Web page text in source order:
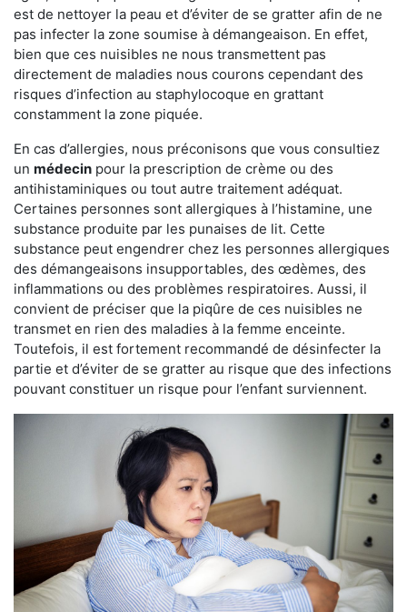
est de nettoyer la peau et d’éviter de se gratter afin de ne
pas infecter la zone soumise à démangeaison. En effet,
bien que ces nuisibles ne nous transmettent pas
directement de maladies nous courons cependant des
risques d’infection au staphylocoque en grattant
constamment la zone piquée.
En cas d’allergies, nous préconisons que vous consultiez
un médecin pour la prescription de crème ou des
antihistaminiques ou tout autre traitement adéquat.
Certaines personnes sont allergiques à l’histamine, une
substance produite par les punaises de lit. Cette
substance peut engendrer chez les personnes allergiques
des démangeaisons insupportables, des œdèmes, des
inflammations ou des problèmes respiratoires. Aussi, il
convient de préciser que la piqûre de ces nuisibles ne
transmet en rien des maladies à la femme enceinte.
Toutefois, il est fortement recommandé de désinfecter la
partie et d’éviter de se gratter au risque que des infections
pouvant constituer un risque pour l’enfant surviennent.